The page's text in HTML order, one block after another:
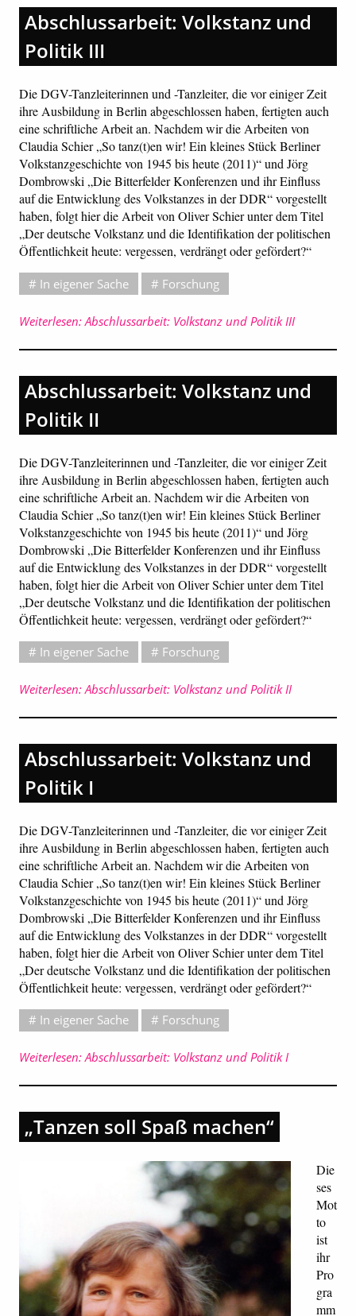
Abschlussarbeit: Volkstanz und
Politik III
Die DGV-Tanzleiterinnen und -Tanzleiter, die vor einiger Zeit
ihre Ausbildung in Berlin abgeschlossen haben, fertigten auch
eine schriftliche Arbeit an. Nachdem wir die Arbeiten von
Claudia Schier „So tanz(t)en wir! Ein kleines Stück Berliner
Volkstanzgeschichte von 1945 bis heute (2011)“ und Jörg
Dombrowski „Die Bitterfelder Konferenzen und ihr Einfluss
auf die Entwicklung des Volkstanzes in der DDR“ vorgestellt
haben, folgt hier die Arbeit von Oliver Schier unter dem Titel
„Der deutsche Volkstanz und die Identifikation der politischen
Öffentlichkeit heute: vergessen, verdrängt oder gefördert?“
In eigener Sache Forschung
Weiterlesen: Abschlussarbeit: Volkstanz und Politik III
Abschlussarbeit: Volkstanz und
Politik II
Die DGV-Tanzleiterinnen und -Tanzleiter, die vor einiger Zeit
ihre Ausbildung in Berlin abgeschlossen haben, fertigten auch
eine schriftliche Arbeit an. Nachdem wir die Arbeiten von
Claudia Schier „So tanz(t)en wir! Ein kleines Stück Berliner
Volkstanzgeschichte von 1945 bis heute (2011)“ und Jörg
Dombrowski „Die Bitterfelder Konferenzen und ihr Einfluss
auf die Entwicklung des Volkstanzes in der DDR“ vorgestellt
haben, folgt hier die Arbeit von Oliver Schier unter dem Titel
„Der deutsche Volkstanz und die Identifikation der politischen
Öffentlichkeit heute: vergessen, verdrängt oder gefördert?“
In eigener Sache Forschung
Weiterlesen: Abschlussarbeit: Volkstanz und Politik II
Abschlussarbeit: Volkstanz und
Politik I
Die DGV-Tanzleiterinnen und -Tanzleiter, die vor einiger Zeit
ihre Ausbildung in Berlin abgeschlossen haben, fertigten auch
eine schriftliche Arbeit an. Nachdem wir die Arbeiten von
Claudia Schier „So tanz(t)en wir! Ein kleines Stück Berliner
Volkstanzgeschichte von 1945 bis heute (2011)“ und Jörg
Dombrowski „Die Bitterfelder Konferenzen und ihr Einfluss
auf die Entwicklung des Volkstanzes in der DDR“ vorgestellt
haben, folgt hier die Arbeit von Oliver Schier unter dem Titel
„Der deutsche Volkstanz und die Identifikation der politischen
Öffentlichkeit heute: vergessen, verdrängt oder gefördert?“
In eigener Sache Forschung
Weiterlesen: Abschlussarbeit: Volkstanz und Politik I
„Tanzen soll Spaß machen“
Die
ses
Mot
to
ist
ihr
Pro
gra
mm